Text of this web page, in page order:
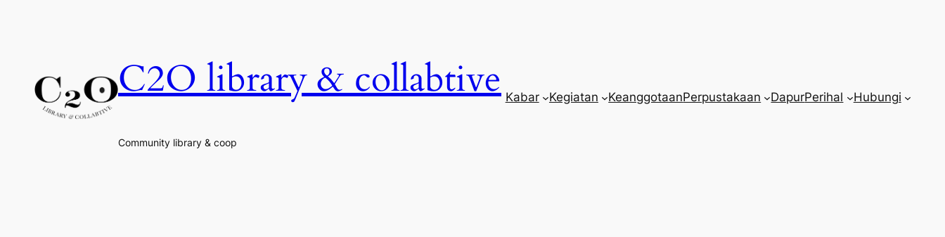
C2O library & collabtive
Community library & coop
Kabar Kegiatan KeanggotaanPerpustakaan DapurPerihal Hubungi